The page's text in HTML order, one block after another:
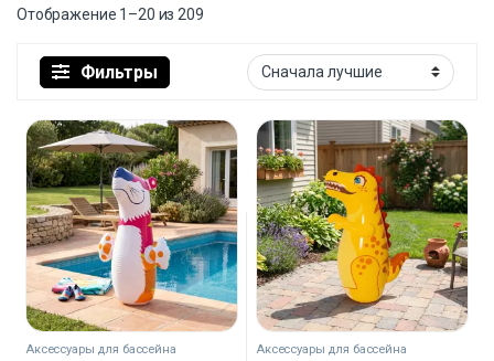
Отображение 1–20 из 209
Фильтры
Аксессуары для бассейна Аксессуары для бассейна